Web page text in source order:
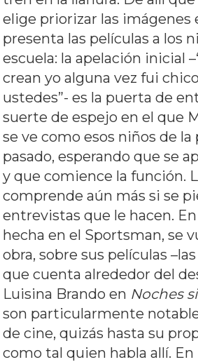
elige priorizar las imágenes
presenta las películas a los
escuela: la apelación inicial
crean yo alguna vez fui
ustedes”- es la puerta de
suerte de espejo en el que
se ve como esos niños de la
pasado, esperando que se
y que comience la función.
comprende aún más si se
entrevistas que le hacen.
hecha en el Sportsman, se
obra, sobre sus películas
que cuenta alrededor del
Luisina Brando en Noches
son particularmente
de cine, quizás hasta su
como tal quien habla allí. En